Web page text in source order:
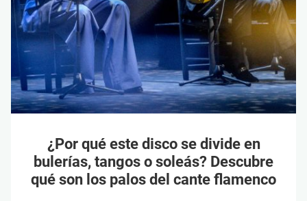
¿Por qué este disco se divide en
bulerías, tangos o soleás? Descubre
qué son los palos del cante flamenco